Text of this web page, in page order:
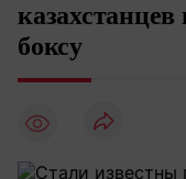
боксу